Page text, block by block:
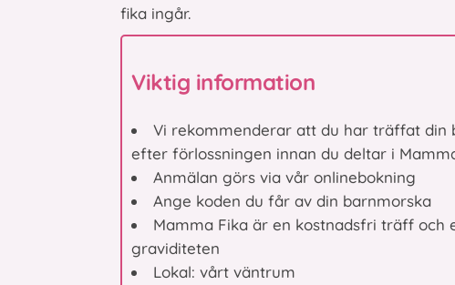
fika ingår.
Viktig information
Vi rekommenderar att du har träffat
efter förlossningen innan du deltar i
Anmälan görs via vår onlinebokning
Ange koden du får av din barnmorska
Mamma Fika är en kostnadsfri träff och
graviditeten
Lokal: vårt väntrum